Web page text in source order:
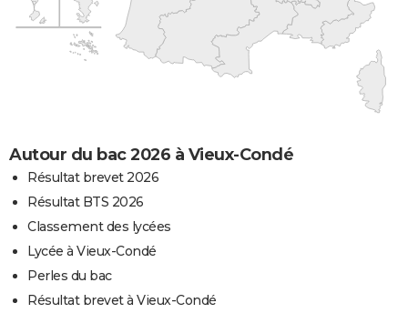
Autour du bac 2026 à Vieux-Condé
Résultat brevet 2026
Résultat BTS 2026
Classement des lycées
Lycée à Vieux-Condé
Perles du bac
Résultat brevet à Vieux-Condé